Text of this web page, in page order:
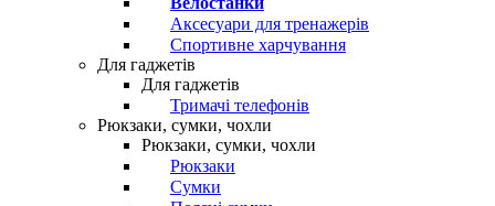
Аксесуари для тренажерів
Спортивне харчування
Для гаджетів
Для гаджетів
Тримачі телефонів
Рюкзаки, сумки, чохли
Рюкзаки, сумки, чохли
Рюкзаки
Сумки